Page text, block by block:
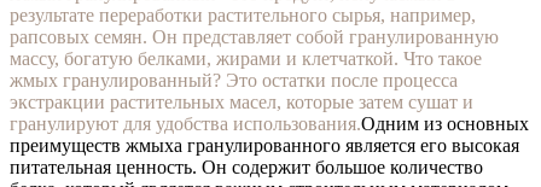
результате переработки растительного сырья, например,
рапсовых семян. Он представляет собой гранулированную
массу, богатую белками, жирами и клетчаткой. Что такое
жмых гранулированный? Это остатки после процесса
экстракции растительных масел, которые затем сушат и
гранулируют для удобства использования.Одним из основных
преимуществ жмыха гранулированного является его высокая
питательная ценность. Он содержит большое количество